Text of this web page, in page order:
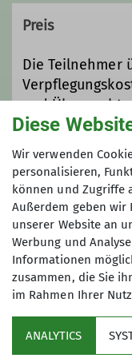
besetzt,
geführt.
Details
Das
mit der
statt.
zwischen
Gruppe
Details
Preis
Die Teilnehmer
und
Maximale
11
Programm
Diese
Wir verwenden
personalisieren,
können und Zugriffe
Außerdem geben
unserer Website an
Werbung und
Informationen
zusammen, die Sie
im Rahmen Ihrer
ANALYTICS